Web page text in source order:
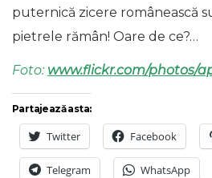
puternică zicere românească
pietrele rămân! Oare de ce?…
Foto: www.flickr.com/photos/
Partajează asta:
Twitter Facebook
Telegram WhatsApp